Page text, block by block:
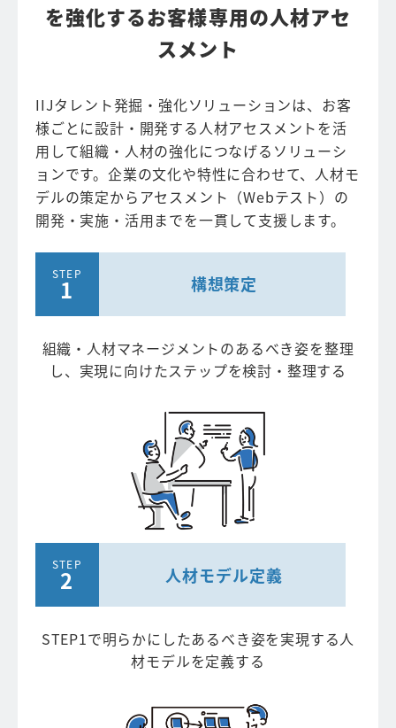
を強化するお客様専用の人材アセ
スメント
IIJタレント発掘・強化ソリューションは、お客
様ごとに設計・開発する人材アセスメントを活
用して組織・人材の強化につなげるソリューシ
ョンです。企業の文化や特性に合わせて、人材モ
デルの策定からアセスメント（Webテスト）の
開発・実施・活用までを一貫して支援します。
構想策定
組織・人材マネージメントのあるべき姿を整理
し、実現に向けたステップを検討・整理する
人材モデル定義
STEP1で明らかにしたあるべき姿を実現する人
材モデルを定義する